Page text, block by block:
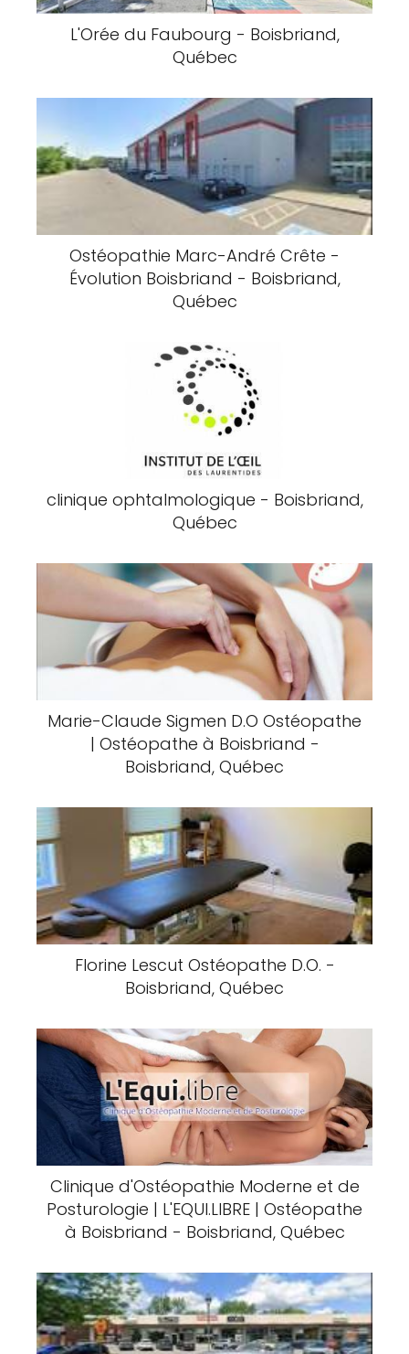
L'Orée du Faubourg - Boisbriand,
Québec
Ostéopathie Marc-André Crête -
Évolution Boisbriand - Boisbriand,
Québec
clinique ophtalmologique - Boisbriand,
Québec
Marie-Claude Sigmen D.O Ostéopathe
| Ostéopathe à Boisbriand -
Boisbriand, Québec
Florine Lescut Ostéopathe D.O. -
Boisbriand, Québec
Clinique d'Ostéopathie Moderne et de
Posturologie | L'EQUI.LIBRE | Ostéopathe
à Boisbriand - Boisbriand, Québec